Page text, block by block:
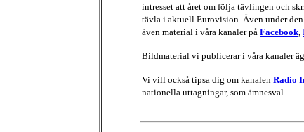
intresset att året om följa tävlingen och
tävla i aktuell Eurovision. Även under
även material i våra kanaler på Facebook
Bildmaterial vi publicerar i våra kanaler
Vi vill också tipsa dig om kanalen Radio
nationella uttagningar, som ämnesval.